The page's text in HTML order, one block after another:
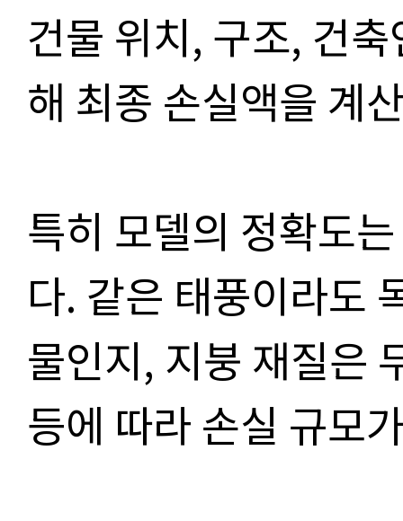
건물 위치, 구조, 건
해 최종 손실액을 계
특히 모델의 정확도
다. 같은 태풍이라도
물인지, 지붕 재질은
등에 따라 손실 규모